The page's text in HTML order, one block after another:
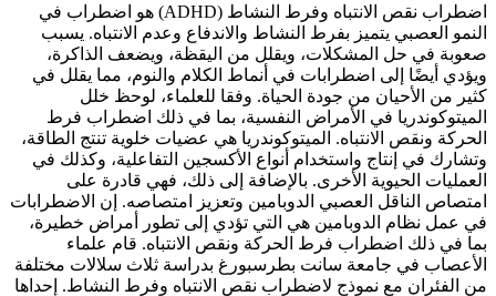
اضطراب نقص الانتباه وفرط النشاط (ADHD) هو اضطراب في
النمو العصبي يتميز بفرط النشاط والاندفاع وعدم الانتباه. يسبب
صعوبة في حل المشكلات، ويقلل من اليقظة، ويضعف الذاكرة،
ويؤدي أيضًا إلى اضطرابات في أنماط الكلام والنوم، مما يقلل في
كثير من الأحيان من جودة الحياة. وفقا للعلماء، لوحظ خلل
الميتوكوندريا في الأمراض النفسية، بما في ذلك اضطراب فرط
الحركة ونقص الانتباه. الميتوكوندريا هي عضيات خلوية تنتج الطاقة،
وتشارك في إنتاج واستخدام أنواع الأكسجين التفاعلية، وكذلك في
العمليات الحيوية الأخرى. بالإضافة إلى ذلك، فهي قادرة على
امتصاص الناقل العصبي الدوبامين وتعزيز امتصاصه. إن الاضطرابات
في عمل نظام الدوبامين هي التي تؤدي إلى تطور أمراض خطيرة،
بما في ذلك اضطراب فرط الحركة ونقص الانتباه. قام علماء
الأعصاب في جامعة سانت بطرسبورغ بدراسة ثلاث سلالات مختلفة
من الفئران مع نموذج لاضطراب نقص الانتباه وفرط النشاط. إحداها